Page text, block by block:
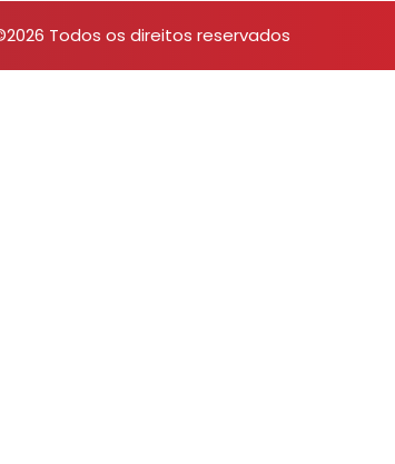
Todos os direitos reservados